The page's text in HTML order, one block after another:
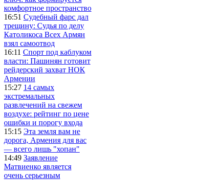
комфортное пространство
16:51 Судебный фарс дал
трещину: Судья по делу
Католикоса Всех Армян
взял самоотвод
16:11 Спорт под каблуком
власти: Пашинян готовит
рейдерский захват НОК
Армении
15:27 14 самых
экстремальных
развлечений на свежем
воздухе: рейтинг по цене
ошибки и порогу входа
15:15 Эта земля вам не
дорога, Армения для вас
— всего лишь "хопан"
14:49 Заявление
Матвиенко является
очень серьезным